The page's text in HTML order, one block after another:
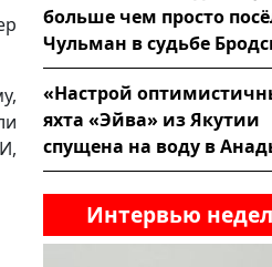
больше чем просто
Чульман в судьбе
«Настрой
яхта «Эйва» из Якутии
спущена на воду в
Интервью